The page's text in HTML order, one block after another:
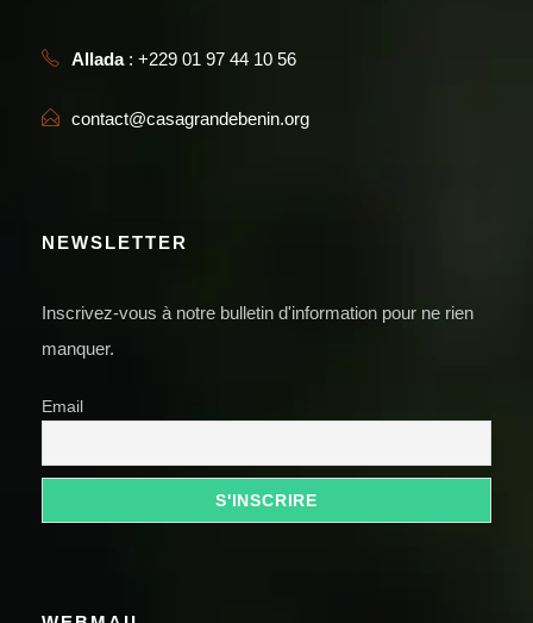
Allada: +229 01 97 44 10 56
contact@casagrandebenin.org
NEWSLETTER
Inscrivez-vous à notre bulletin d'information pour ne rien
manquer.
Email